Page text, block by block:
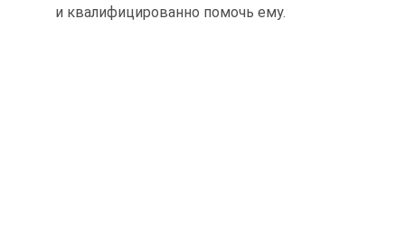
и квалифицированно помочь ему.